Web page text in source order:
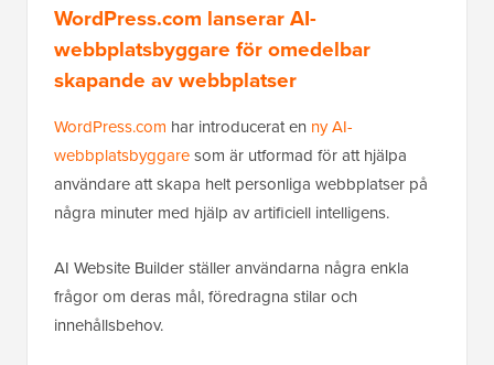
WordPress.com lanserar AI-
webbplatsbyggare för omedelbar
skapande av webbplatser
WordPress.com har introducerat en ny AI-
webbplatsbyggaresom är utformad för att hjälpa
användare att skapa helt personliga webbplatser på
några minuter med hjälp av artificiell intelligens.
AI Website Builder ställer användarna några enkla
frågor om deras mål, föredragna stilar och
innehållsbehov.